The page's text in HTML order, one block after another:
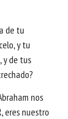
de tu
y tu
y de tus
nos
eres nuestro